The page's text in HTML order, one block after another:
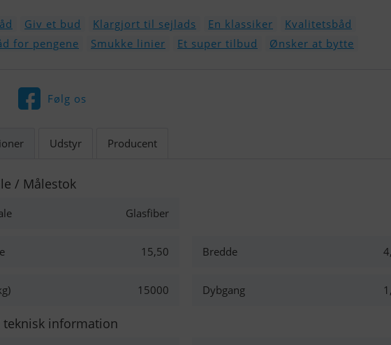
Giv et bud Klargjort til sejlads En klassiker
Kvalitetsbåd
for pengene
Smukke linier Et super tilbud Ønsker at bytte
Følg os
Udstyr Producent
/ Målestok
Glasfiber
15,50 Bredde
15000 Dybgang
information